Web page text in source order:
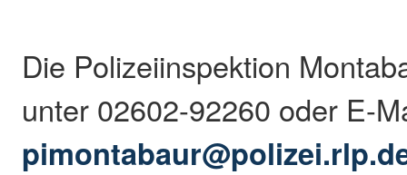
Die Polizeiinspektion
unter 02602-92260 oder E-